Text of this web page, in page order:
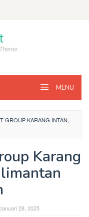
MENU
GROUP KARANG INTAN,
Karang
28, 2025